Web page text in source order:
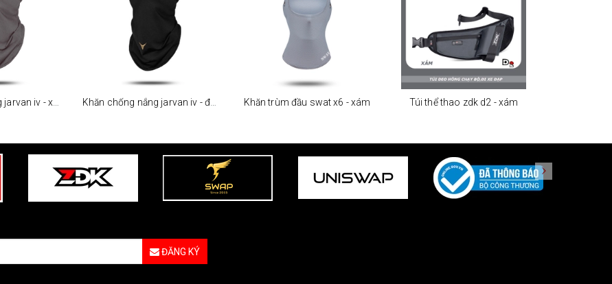
Khăn chống nắng jarvan iv - xám Khăn chống nắng jarvan iv - đen Khăn trùm đầu swat x6 - xám Túi thể thao zdk d2 - xám
ĐĂNG KÝ